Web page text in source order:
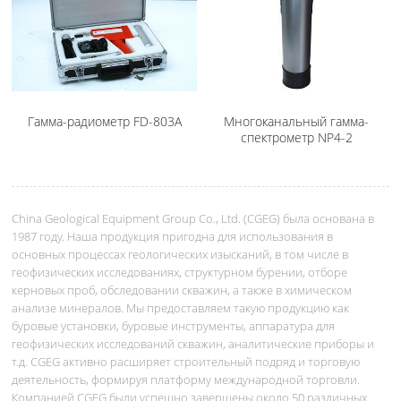
Гамма-радиометр FD-803A
Многоканальный гамма-
спектрометр NP4-2
China Geological Equipment Group Co., Ltd. (CGEG) была основана в
1987 году. Наша продукция пригодна для использования в
основных процессах геологических изысканий, в том числе в
геофизических исследованиях, структурном бурении, отборе
керновых проб, обследовании скважин, а также в химическом
анализе минералов. Мы предоставляем такую продукцию как
буровые установки, буровые инструменты, аппаратура для
геофизических исследований скважин, аналитические приборы и
т.д. CGEG активно расширяет строительный подряд и торговую
деятельность, формируя платформу международной торговли.
Компанией CGEG были успешно завершены около 50 различных